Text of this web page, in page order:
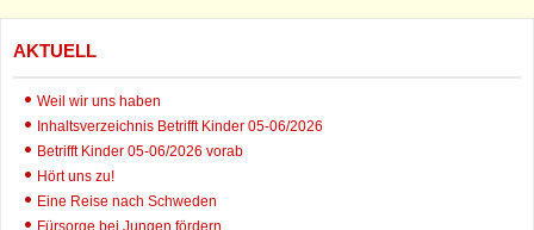
AKTUELL
Weil wir uns haben
Inhaltsverzeichnis Betrifft Kinder 05-06/2026
Betrifft Kinder 05-06/2026 vorab
Hört uns zu!
Eine Reise nach Schweden
Fürsorge bei Jungen fördern